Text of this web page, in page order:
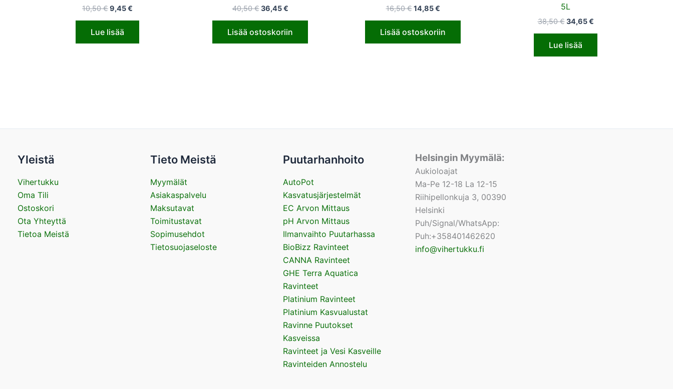
10,50€9,45€
Lue lisää
40,50€ 36,45€
Lisää ostoskoriin
16,50€ 14,85€
Lisää ostoskoriin
5L
38,50€ 34,65€
Lue lisää
Yleistä
Vihertukku
Oma Tili
Ostoskori
Ota Yhteyttä
Tietoa Meistä
Tieto Meistä
Myymälät
Asiakaspalvelu
Maksutavat
Toimitustavat
Sopimusehdot
Tietosuojaseloste
Puutarhanhoito
AutoPot
Kasvatusjärjestelmät
EC Arvon Mittaus
pH Arvon Mittaus
Ilmanvaihto Puutarhassa
BioBizz Ravinteet
CANNA Ravinteet
GHE Terra Aquatica
Ravinteet
Platinium Ravinteet
Platinium Kasvualustat
Ravinne Puutokset
Kasveissa
Ravinteet ja Vesi Kasveille
Ravinteiden Annostelu
Helsingin Myymälä:
Aukioloajat
Ma-Pe 12-18 La 12-15
Riihipellonkuja 3, 00390
Helsinki
Puh/Signal/WhatsApp:
Puh:+358401462620
info@vihertukku.fi